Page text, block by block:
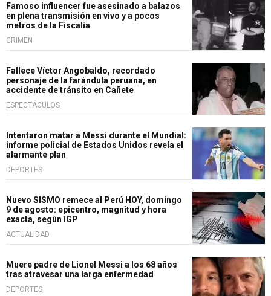
Famoso influencer fue asesinado a balazos
en plena transmisión en vivo y a pocos
metros de la Fiscalía
CRIMEN
Fallece Víctor Angobaldo, recordado
personaje de la farándula peruana, en
accidente de tránsito en Cañete
ESPECTÁCULOS
Intentaron matar a Messi durante el Mundial:
informe policial de Estados Unidos revela el
alarmante plan
DEPORTES
Nuevo SISMO remece al Perú HOY, domingo
9 de agosto: epicentro, magnitud y hora
exacta, según IGP
ACTUALIDAD
Muere padre de Lionel Messi a los 68 años
tras atravesar una larga enfermedad
DEPORTES